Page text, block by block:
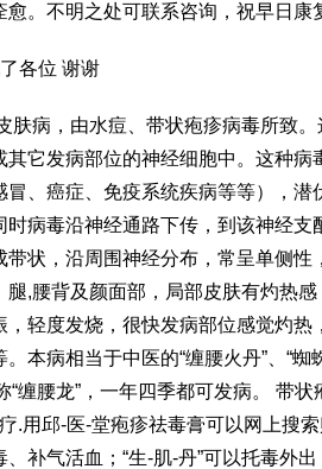
。不明之处可联系咨询，祝早日康
各位 谢谢
肤病，由水痘、带状疱疹病毒所致
它发病部位的神经细胞中。这种病
、癌症、免疫系统疾病等等），潜
病毒沿神经通路下传，到该神经支
状，沿周围神经分布，常呈单侧性
,腰背及颜面部，局部皮肤有灼热
轻度发烧，很快发病部位感觉灼热
本病相当于中医的“缠腰火丹”、“蜘
“缠腰龙”，一年四季都可发病。 带
.用邱-医-堂疱疹祛毒膏可以网上搜
补气活血；“生-肌-丹”可以托毒外